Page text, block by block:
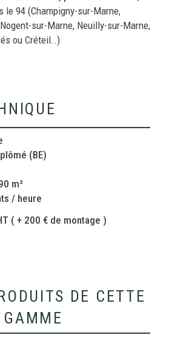
le 94 (Champigny-sur-Marne,
sur-Marne, Neuilly-sur-Marne,
ou Créteil..)
(BE)
m²
/ heure
( + 200 € de montage )
DE CETTE
GAMME